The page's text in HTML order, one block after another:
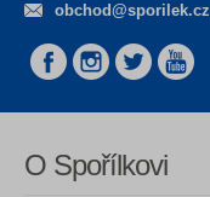
obchod@sporilek.cz
O Spořílkovi